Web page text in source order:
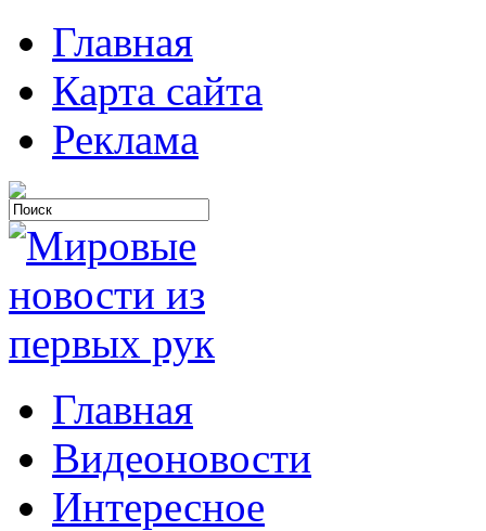
Главная
Карта сайта
Реклама
Главная
Видеоновости
Интересное